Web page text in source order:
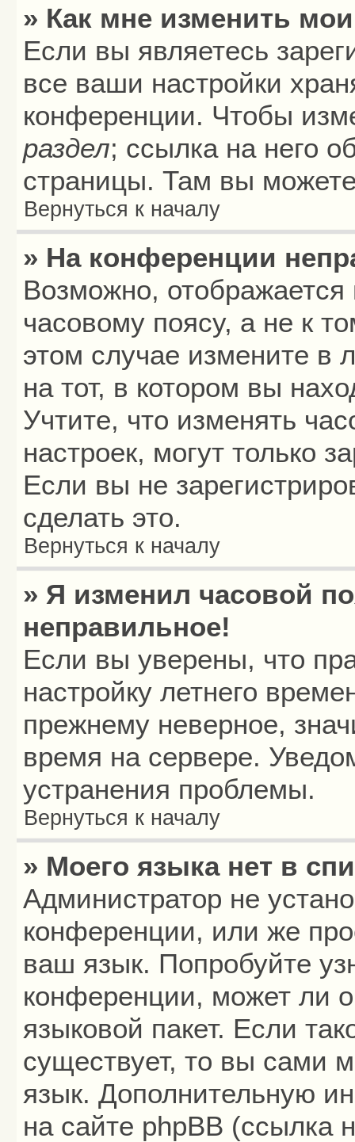
» Как мне изменить
Если вы являетесь
все ваши настройки
конференции. Чтобы
раздел; ссылка на него
страницы. Там вы
Вернуться к началу
» На конференции
Возможно,
часовому поясу, а не к
этом случае измените в
на тот, в котором вы
Учтите, что изменять
настроек, могут только
Если вы не
сделать это.
Вернуться к началу
» Я изменил часовой
неправильное!
Если вы уверены, что
настройку летнего
прежнему неверное,
время на сервере.
устранения проблемы.
Вернуться к началу
» Моего языка нет в
Администратор не
конференции, или же
ваш язык. Попробуйте
конференции, может ли
языковой пакет. Если
существует, то вы сами
язык. Дополнительную
на сайте phpBB (ссылка